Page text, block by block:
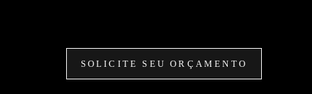
SOLICITE SEU ORÇAMENTO